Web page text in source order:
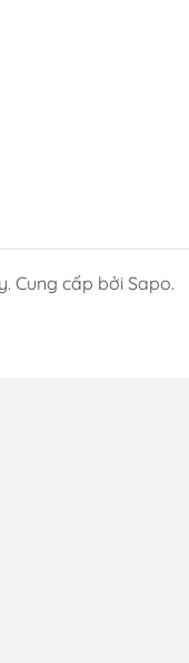
Cung cấp bởi Sapo.